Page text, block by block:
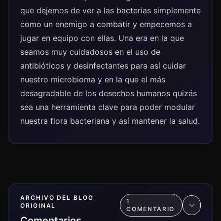
que dejemos de ver a las bacterias simplemente
como un enemigo a combatir y empecemos a
jugar en equipo con ellas. Una era en la que
seamos muy cuidadosos en el uso de
antibióticos y desinfectantes para así cuidar
nuestro microbioma y en la que el más
desagradable de los desechos humanos quizás
sea una herramienta clave para poder modular
nuestra flora bacteriana y así mantener la salud.
ARCHIVO DEL BLOG
ORIGINAL
1
COMENTARIO